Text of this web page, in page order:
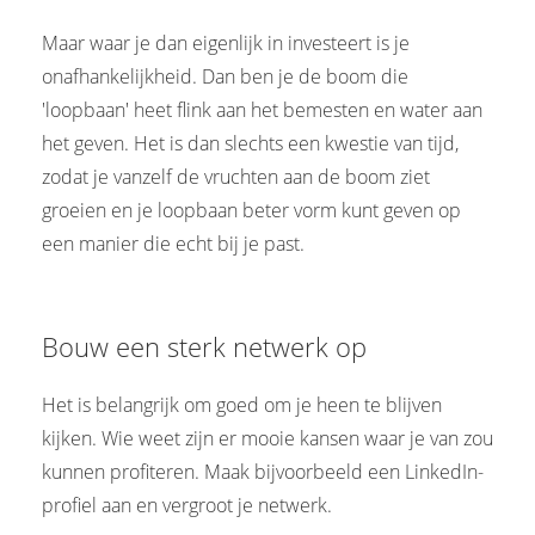
Maar waar je dan eigenlijk in investeert is je
onafhankelijkheid. Dan ben je de boom die
'loopbaan' heet flink aan het bemesten en water aan
het geven. Het is dan slechts een kwestie van tijd,
zodat je vanzelf de vruchten aan de boom ziet
groeien en je loopbaan beter vorm kunt geven op
een manier die echt bij je past.
Bouw een sterk netwerk op
Het is belangrijk om goed om je heen te blijven
kijken. Wie weet zijn er mooie kansen waar je van zou
kunnen profiteren. Maak bijvoorbeeld een LinkedIn-
profiel aan en vergroot je netwerk.